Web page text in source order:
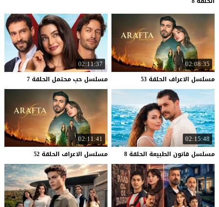
02:08:35
مسلسل الاعراف الحلقة 53
02:11:37
مسلسل حب محتمل الحلقة 7
02:15:48
مسلسل قانون الطبيعة الحلقة 8
02:11:41
مسلسل الاعراف الحلقة 52